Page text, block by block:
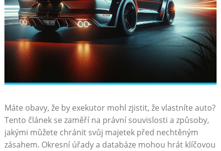
Máte obavy, že by exekutor ‌mohl ‌zjistit, že vlastníte auto?
Tento článek se zaměří na právní souvislosti a způsoby,
jakými⁢ můžete chránit svůj majetek před‍ nechtěným
zásahem. Okresní úřady a databáze mohou hrát klíčovou